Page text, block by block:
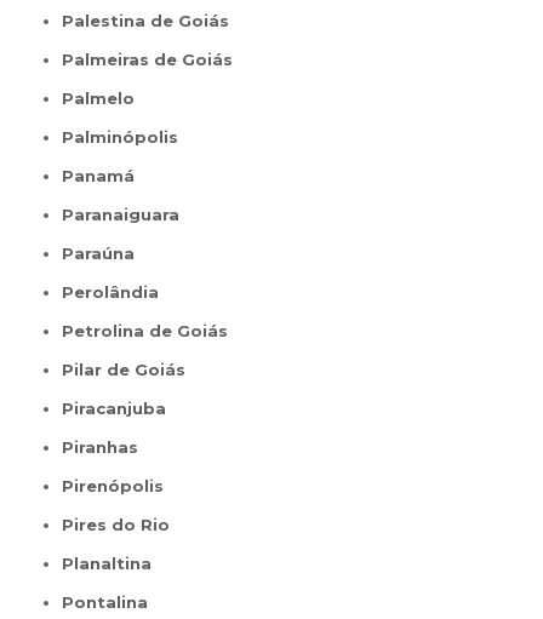
Palestina de Goiás
Palmeiras de Goiás
Palmelo
Palminópolis
Panamá
Paranaiguara
Paraúna
Perolândia
Petrolina de Goiás
Pilar de Goiás
Piracanjuba
Piranhas
Pirenópolis
Pires do Rio
Planaltina
Pontalina